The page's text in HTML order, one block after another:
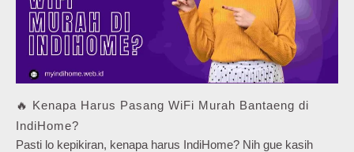
🔥 Kenapa Harus Pasang WiFi Murah Bantaeng di
IndiHome?
Pasti lo kepikiran, kenapa harus IndiHome? Nih gue kasih